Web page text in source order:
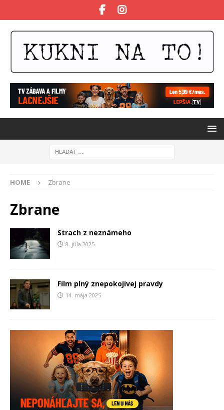
HOME Zbrane
Zbrane
Strach z neznámeho
8. júla 2025
Film plný znepokojivej pravdy
14. mája 2025